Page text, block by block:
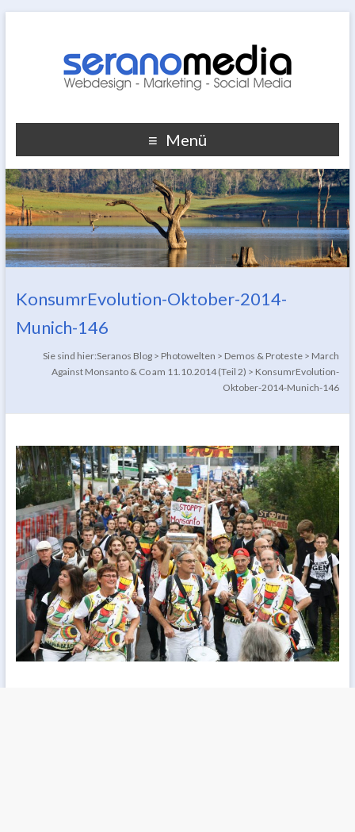
Menü
KonsumrEvolution-Oktober-2014-
Munich-146
Sie sind hier:Seranos Blog > Photowelten > Demos & Proteste > March
Against Monsanto & Co am 11.10.2014 (Teil 2) > KonsumrEvolution-
Oktober-2014-Munich-146